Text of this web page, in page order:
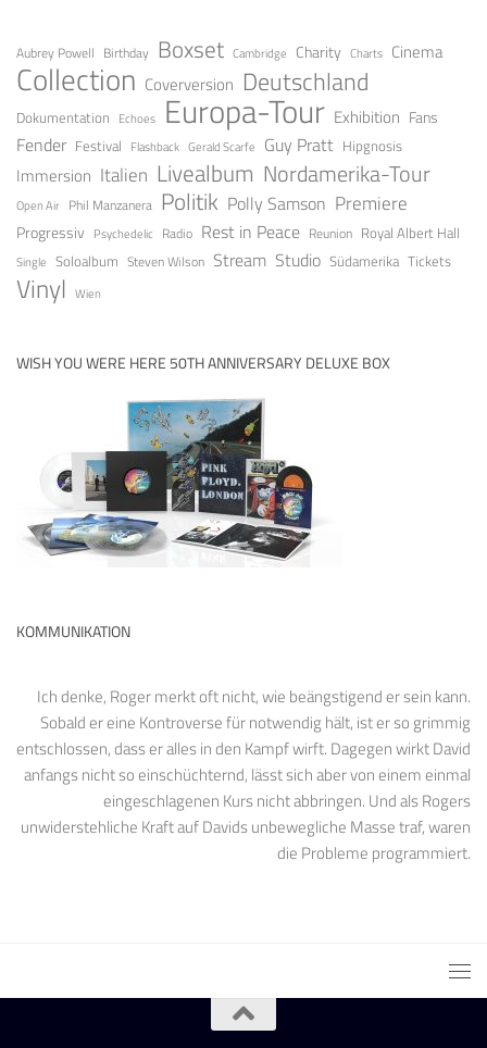
Aubrey Powell Birthday Boxset Cambridge Charity Charts Cinema
Collection Coverversion Deutschland
Dokumentation Echoes Europa-Tour Exhibition Fans
Fender Festival Flashback Gerald Scarfe Guy Pratt Hipgnosis
Immersion Italien Livealbum Nordamerika-Tour
Open Air Phil Manzanera Politik Polly Samson Premiere
Progressiv Psychedelic Radio Rest in Peace Reunion Royal Albert Hall
Single Soloalbum Steven Wilson Stream Studio Südamerika Tickets
Vinyl Wien
WISH YOU WERE HERE 50TH ANNIVERSARY DELUXE BOX
KOMMUNIKATION
Ich denke, Roger merkt oft nicht, wie beängstigend er sein kann.
Sobald er eine Kontroverse für notwendig hält, ist er so grimmig
entschlossen, dass er alles in den Kampf wirft. Dagegen wirkt David
anfangs nicht so einschüchternd, lässt sich aber von einem einmal
eingeschlagenen Kurs nicht abbringen. Und als Rogers
unwiderstehliche Kraft auf Davids unbewegliche Masse traf, waren
die Probleme programmiert.